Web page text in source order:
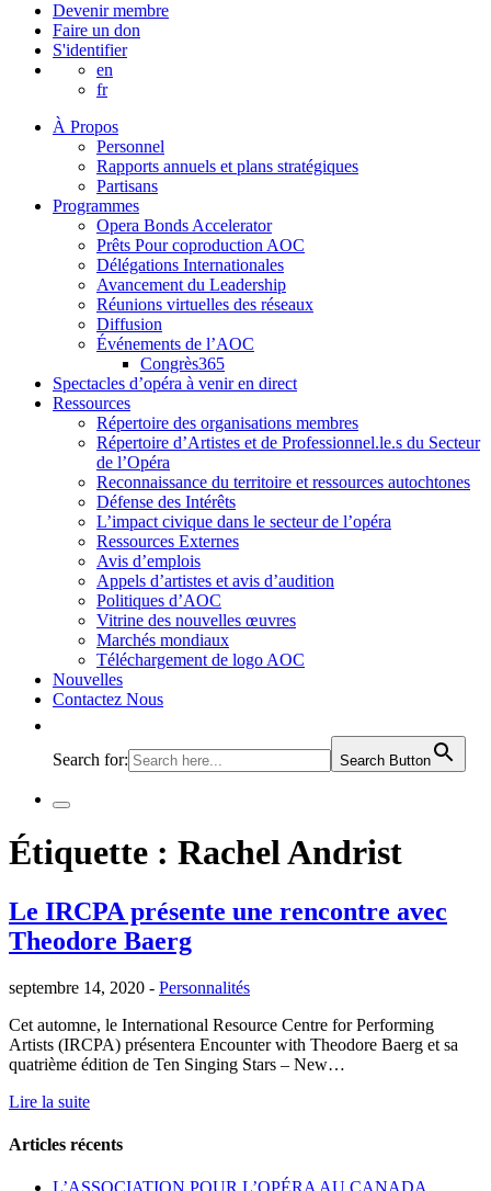
Devenir membre
Faire un don
S'identifier
en
fr
À Propos
Personnel
Rapports annuels et plans stratégiques
Partisans
Programmes
Opera Bonds Accelerator
Prêts Pour coproduction AOC
Délégations Internationales
Avancement du Leadership
Réunions virtuelles des réseaux
Diffusion
Événements de l’AOC
Congrès365
Spectacles d’opéra à venir en direct
Ressources
Répertoire des organisations membres
Répertoire d’Artistes et de Professionnel.le.s du Secteur
de l’Opéra
Reconnaissance du territoire et ressources autochtones
Défense des Intérêts
L’impact civique dans le secteur de l’opéra
Ressources Externes
Avis d’emplois
Appels d’artistes et avis d’audition
Politiques d’AOC
Vitrine des nouvelles œuvres
Marchés mondiaux
Téléchargement de logo AOC
Nouvelles
Contactez Nous
Search for: Search Button
Étiquette : Rachel Andrist
Le IRCPA présente une rencontre avec
Theodore Baerg
septembre 14, 2020 - Personnalités
Cet automne, le International Resource Centre for Performing
Artists (IRCPA) présentera Encounter with Theodore Baerg et sa
quatrième édition de Ten Singing Stars – New…
Lire la suite
Articles récents